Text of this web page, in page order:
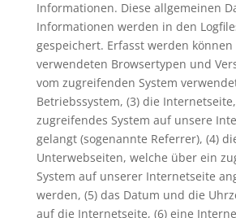
Informationen. Diese allgemeinen
Informationen werden in den
gespeichert. Erfasst werden können
verwendeten Browsertypen und
vom zugreifenden System
Betriebssystem, (3) die
zugreifendes System auf unsere
gelangt (sogenannte Referrer), (4)
Unterwebseiten, welche über ein
System auf unserer Internetseite
werden, (5) das Datum und die
auf die Internetseite, (6) eine